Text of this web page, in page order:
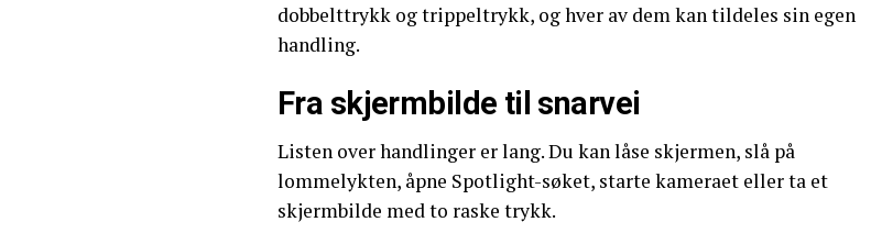
dobbelttrykk og trippeltrykk, og hver av dem kan tildeles sin egen
handling.
Fra skjermbilde til snarvei
Listen over handlinger er lang. Du kan låse skjermen, slå på
lommelykten, åpne Spotlight-søket, starte kameraet eller ta et
skjermbilde med to raske trykk.